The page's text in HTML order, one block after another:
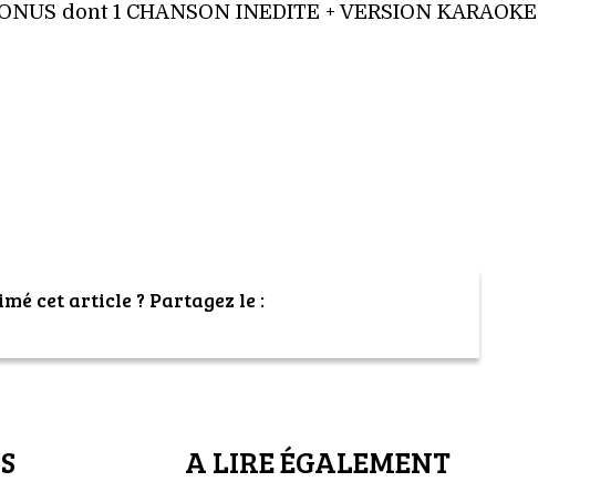
dont 1 CHANSON INEDITE + VERSION KARAOKE
cet article ? Partagez le :
A LIRE ÉGALEMENT